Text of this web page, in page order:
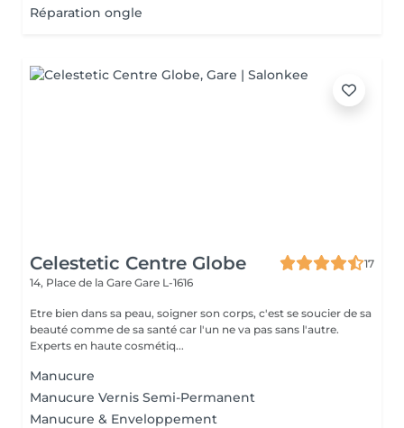
Réparation ongle
Celestetic Centre Globe
17
14, Place de la Gare Gare L-1616
Etre bien dans sa peau, soigner son corps, c'est se soucier de sa
beauté comme de sa santé car l'un ne va pas sans l'autre.
Experts en haute cosmétiq...
Manucure
Manucure Vernis Semi-Permanent
Manucure & Enveloppement